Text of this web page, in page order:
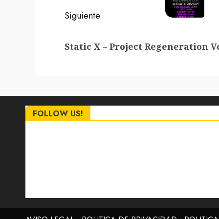
Siguiente
entrada:
Static X – Project Regeneration
FOLLOW US!